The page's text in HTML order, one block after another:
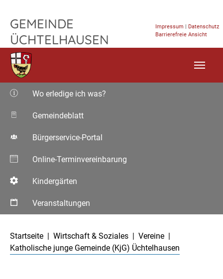
GEMEINDE
ÜCHTELHAUSEN
Impressum | Datenschutz
Barrierefreie Ansicht
Wo erledige ich was?
Gemeindeblatt
Bürgerservice-Portal
Online-Terminvereinbarung
Kindergärten
Veranstaltungen
Startseite
Wirtschaft & Soziales
Vereine
Katholische junge Gemeinde (KjG) Üchtelhausen